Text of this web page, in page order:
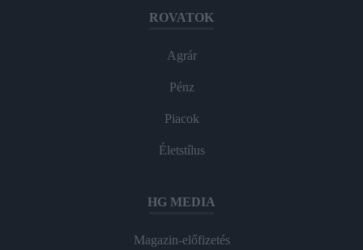
ROVATOK
Agrár
Pénz
Piacok
Életstílus
HG MEDIA
Magazin-előfizetés